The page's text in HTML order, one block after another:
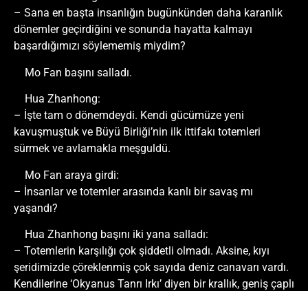
– Sana en başta insanlığın bugünkünden daha karanlık
dönemler geçirdiğini ve sonunda hayatta kalmayı
başardığımızı söylememiş miydim?
Mo Fan başını salladı.
Hua Zhanhong:
– İşte tam o dönemdeydi. Kendi gücümüze yeni
kavuşmuştuk ve Büyü Birliği’nin ilk ittifakı totemleri
sürmek ve avlamakla meşguldü.
Mo Fan araya girdi:
– İnsanlar ve totemler arasında kanlı bir savaş mı
yaşandı?
Hua Zhanhong başını iki yana salladı:
– Totemlerin karşılığı çok şiddetli olmadı. Aksine, kıyı
şeridimizde çöreklenmiş çok sayıda deniz canavarı vardı.
Kendilerine ‘Okyanus Tanrı Irkı’ diyen bir krallık, geniş çaplı